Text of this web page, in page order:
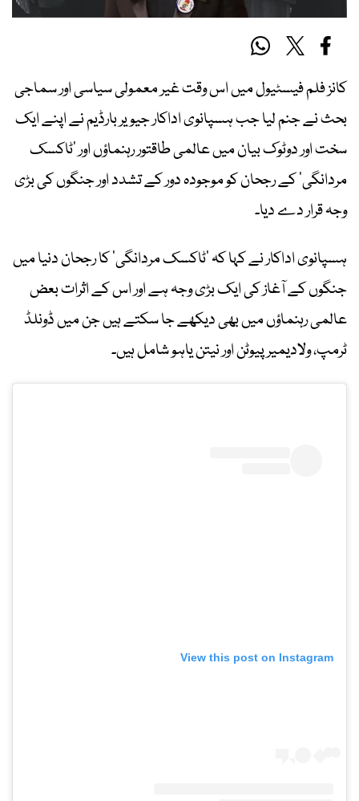
کانز فلم فیسٹیول میں اس وقت غیر معمولی سیاسی اور سماجی
بحث نے جنم لیا جب ہسپانوی اداکار جیویر بارڈیم نے اپنے ایک
سخت اور دوٹوک بیان میں عالمی طاقتور رہنماؤں اور ’ٹاکسک
مردانگی‘ کے رجحان کو موجودہ دور کے تشدد اور جنگوں کی بڑی
وجہ قرار دے دیا۔
ہسپانوی اداکار نے کہا کہ ’ٹاکسک مردانگی‘ کا رجحان دنیا میں
جنگوں کے آغاز کی ایک بڑی وجہ ہے اور اس کے اثرات بعض
عالمی رہنماؤں میں بھی دیکھے جا سکتے ہیں جن میں ڈونلڈ
ٹرمپ، ولادیمیر پیوٹن اور نیتن یاہو شامل ہیں۔
View this post on Instagram